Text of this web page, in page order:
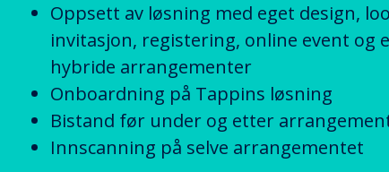
Oppsett av løsning med eget design,
invitasjon, registering, online event og
hybride arrangementer
Onboardning på Tappins løsning
Bistand før under og etter
Innscanning på selve arrangementet